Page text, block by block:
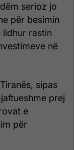
serioz jo
për besimin
lidhur rastin
në
sipas
prej
e
për